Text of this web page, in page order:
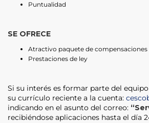
Puntualidad
SE OFRECE
Atractivo paquete de compensaciones
Prestaciones de ley
Si su interés es formar parte del
su currículo reciente a la cuenta:
indicando en el asunto del correo:
recibiéndose aplicaciones hasta el día